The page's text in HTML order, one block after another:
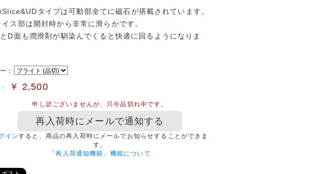
Slice&UDタイプは可動部全てに磁石が搭載されています。
イス部は開封時から非常に滑らかです。
D面も潤滑剤が馴染んでくると快適に回るようになりま
：
￥ 2,500
申し訳ございませんが、只今品切れ中です。
再入荷時にメールで通知する
インすると、商品の再入荷時にメールでお知らせすることができま
す。
「再入荷通知機能」機能について